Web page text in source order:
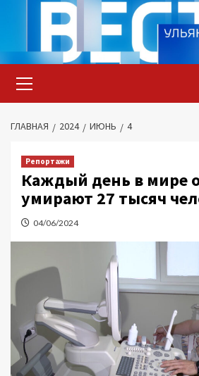
содержимому
меню
ГЛАВНАЯ 2024 ИЮНЬ 4
Репортажи
Каждый день в мире
умирают 27 тысяч
04/06/2024